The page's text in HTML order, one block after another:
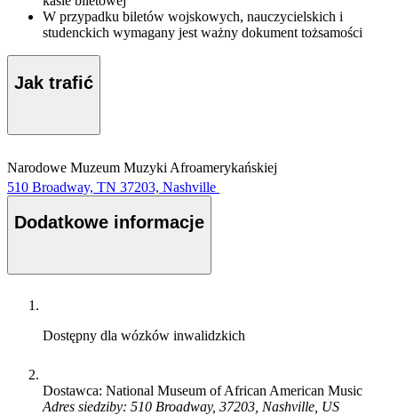
W przypadku biletów wojskowych, nauczycielskich i
studenckich wymagany jest ważny dokument tożsamości
Jak trafić
Narodowe Muzeum Muzyki Afroamerykańskiej
510 Broadway, TN 37203, Nashville
Dodatkowe informacje
Dostępny dla wózków inwalidzkich
Dostawca: National Museum of African American Music
Adres siedziby: 510 Broadway, 37203, Nashville, US